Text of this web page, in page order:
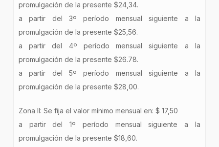
promulgación de la presente $24,34.
a partir del 3º período mensual siguiente a la
promulgación de la presente $25,56.
a partir del 4º período mensual siguiente a la
promulgación de la presente $26.78.
a partir del 5º período mensual siguiente a la
promulgación de la presente $28,00.
Zona II: Se fija el valor mínimo mensual en: $ 17,50
a partir del 1º período mensual siguiente a la
promulgación de la presente $18,60.